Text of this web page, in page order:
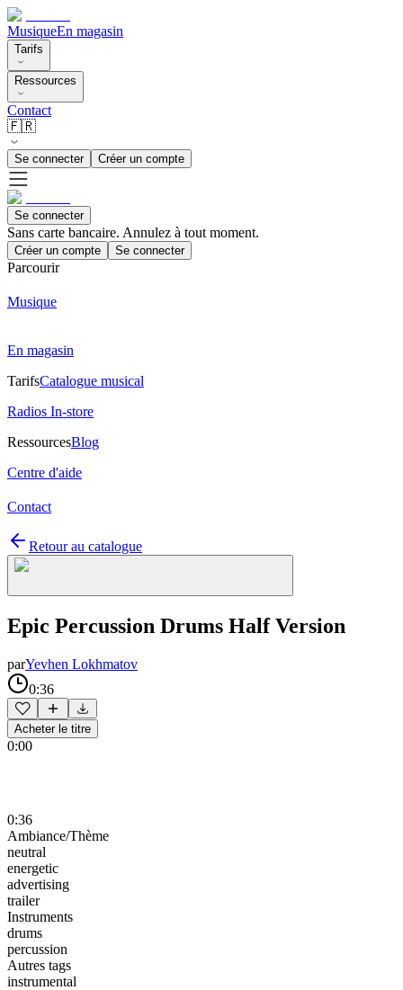
MusiqueEn magasin
Tarifs
Ressources
Contact
🇫🇷
Se connecter Créer un compte
Se connecter
Sans carte bancaire. Annulez à tout moment.
Créer un compte Se connecter
Parcourir
Musique
En magasin
TarifsCatalogue musical
Radios In-store
RessourcesBlog
Centre d'aide
Contact
Retour au catalogue
Epic Percussion Drums Half Version
parYevhen Lokhmatov
0:36
Acheter le titre
0:00
0:36
Ambiance/Thème
neutral
energetic
advertising
trailer
Instruments
drums
percussion
Autres tags
instrumental